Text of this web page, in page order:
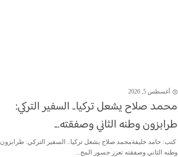
أغسطس 5, 2026
محمد صلاح يشعل تركيا.. السفير التركي:
طرابزون وطنه الثاني وصفقته...
كتب: حامد خليفةمحمد صلاح يشعل تركيا.. السفير التركي: طرابزون
وطنه الثاني وصفقته تعزز جسور المح...